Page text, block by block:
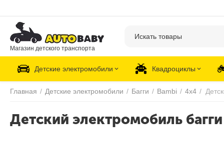
Магазин детского транспорта
Детские электромобили Квадроциклы
Главная / Детские электромобили / Багги / Bambi / 4х4 /
Детский электромобиль